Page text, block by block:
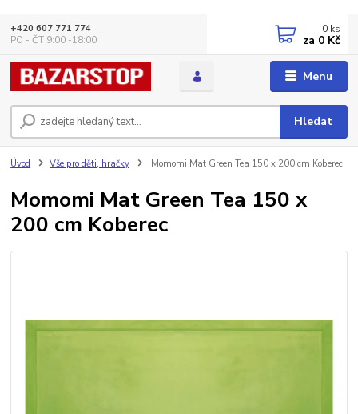
Menu
Hledat
+420 607 771 774
PO - ČT 9:00 -18:00
0 ks
za 0 Kč
Úvod Vše pro děti, hračky Momomi Mat Green Tea 150 x 200 cm Koberec
Momomi Mat Green Tea 150 x
200 cm Koberec